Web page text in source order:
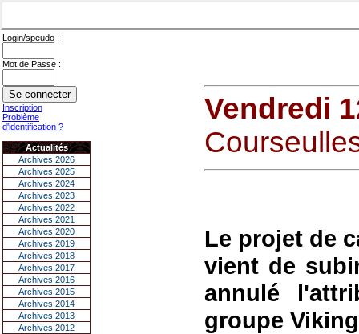
Login/speudo :
Mot de Passe :
Inscription
Problème
d'identification ?
Actualités
Archives 2026
Archives 2025
Archives 2024
Archives 2023
Archives 2022
Archives 2021
Archives 2020
Archives 2019
Archives 2018
Archives 2017
Archives 2016
Archives 2015
Archives 2014
Archives 2013
Archives 2012
Vendredi
Le projet de
vient de
annulé
groupe